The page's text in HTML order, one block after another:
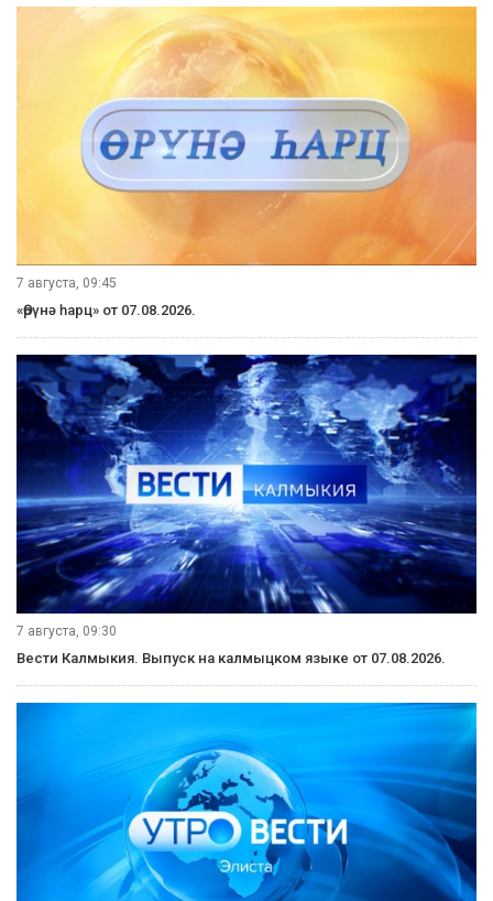
Кермен Санкуева, Валерий Котинов
Вступайте в нашу группу Вконтакте!
Рубрики
Видеосюжеты
7 августа, 21:10